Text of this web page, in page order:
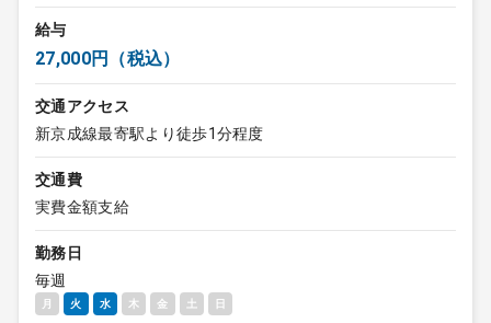
給与
27,000円（税込）
交通アクセス
新京成線最寄駅より徒歩1分程度
交通費
実費金額支給
勤務日
毎週
月 火 水 木 金 土 日